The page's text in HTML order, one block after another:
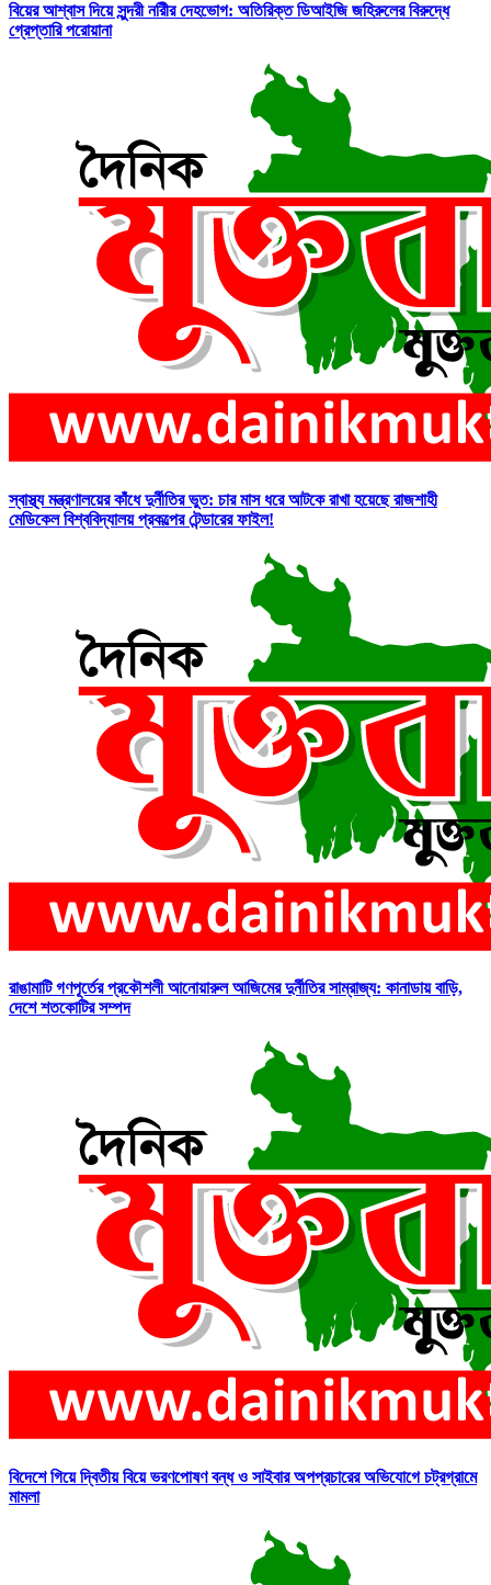
বিয়ের আশ্বাস দিয়ে সুন্দরী নরিীর দেহভোগ: অতিরিক্ত ডিআইজি জহিরুলের বিরুদ্ধে
গ্রেপ্তারি পরোয়ানা
স্বাস্থ্য মন্ত্রণালয়ের কাঁধে দুর্নীতির ভুত: চার মাস ধরে আটকে রাখা হয়েছে রাজশাহী
মেডিকেল বিশ্ববিদ্যালয় প্রকল্পের টেন্ডারের ফাইল!
রাঙামাটি গণপূর্তের প্রকৌশলী আনোয়ারুল আজিমের দুর্নীতির সাম্রাজ্য: কানাডায় বাড়ি,
দেশে শতকোটির সম্পদ
বিদেশে গিয়ে দ্বিতীয় বিয়ে ভরণপোষণ বন্ধ ও সাইবার অপপ্রচারের অভিযোগে চট্রগ্রামে
মামলা